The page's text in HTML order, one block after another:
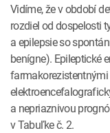
Vidíme, že v období
rozdiel od dospelosti
a epilepsie so
benígne). Epileptické
a nepriaznivou
v Tabuľke č. 2.